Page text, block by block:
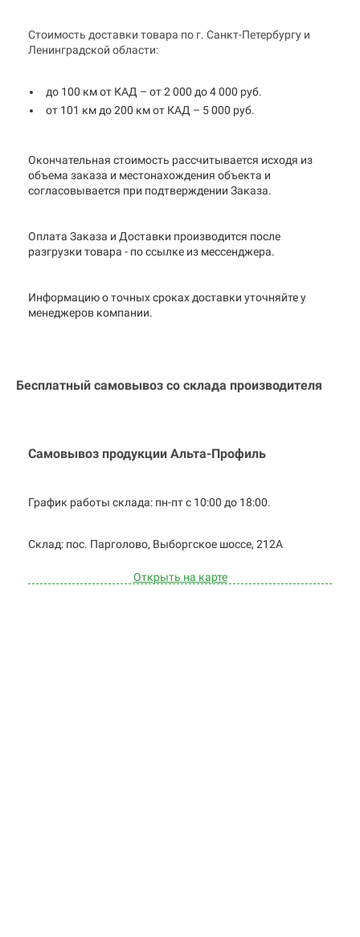
Стоимость доставки товара по г. Санкт-Петербургу и
Ленинградской области:
до 100 км от КАД – от 2 000 до 4 000 руб.
от 101 км до 200 км от КАД – 5 000 руб.
Окончательная стоимость рассчитывается исходя из
объема заказа и местонахождения объекта и
согласовывается при подтверждении Заказа.
Оплата Заказа и Доставки производится после
разгрузки товара - по ссылке из мессенджера.
Информацию о точных сроках доставки уточняйте у
менеджеров компании.
Бесплатный самовывоз со склада производителя
Самовывоз продукции Альта-Профиль
График работы склада: пн-пт с 10:00 до 18:00.
Cклад: пос. Парголово, Выборгское шоссе, 212А
Открыть на карте